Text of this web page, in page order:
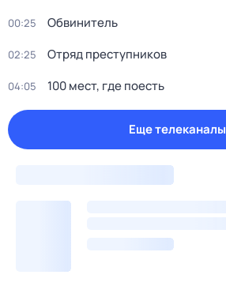
00:25 Обвинитель
02:25 Отряд пpeступников
04:05 100 мест, где поесть
Еще телеканалы